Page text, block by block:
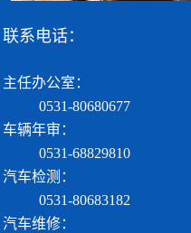
联系电话：
主任办公室：
0531-80680677
车辆年审：
0531-68829810
汽车检测：
0531-80683182
汽车维修：